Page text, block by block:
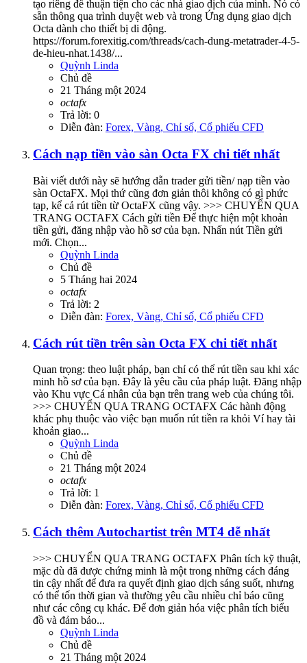
tạo riêng để thuận tiện cho các nhà giao dịch của mình. Nó có
sẵn thông qua trình duyệt web và trong Ứng dụng giao dịch
Octa dành cho thiết bị di động.
https://forum.forexitig.com/threads/cach-dung-metatrader-4-5-
de-hieu-nhat.1438/...
Quỳnh Linda
Chủ đề
21 Tháng một 2024
octafx
Trả lời: 0
Diễn đàn: Forex, Vàng, Chỉ số, Cổ phiếu CFD
Cách nạp tiền vào sàn Octa FX chi tiết nhất
Bài viết dưới này sẽ hướng dẫn trader gửi tiền/ nạp tiền vào
sàn OctaFX. Mọi thứ cũng đơn giản thôi không có gì phức
tạp, kể cả rút tiền từ OctaFX cũng vậy. >>> CHUYỂN QUA
TRANG OCTAFX Cách gửi tiền Để thực hiện một khoản
tiền gửi, đăng nhập vào hồ sơ của bạn. Nhấn nút Tiền gửi
mới. Chọn...
Quỳnh Linda
Chủ đề
5 Tháng hai 2024
octafx
Trả lời: 2
Diễn đàn: Forex, Vàng, Chỉ số, Cổ phiếu CFD
Cách rút tiền trên sàn Octa FX chi tiết nhất
Quan trọng: theo luật pháp, bạn chỉ có thể rút tiền sau khi xác
minh hồ sơ của bạn. Đây là yêu cầu của pháp luật. Đăng nhập
vào Khu vực Cá nhân của bạn trên trang web của chúng tôi.
>>> CHUYỂN QUA TRANG OCTAFX Các hành động
khác phụ thuộc vào việc bạn muốn rút tiền ra khỏi Ví hay tài
khoản giao...
Quỳnh Linda
Chủ đề
21 Tháng một 2024
octafx
Trả lời: 1
Diễn đàn: Forex, Vàng, Chỉ số, Cổ phiếu CFD
Cách thêm Autochartist trên MT4 dễ nhất
>>> CHUYỂN QUA TRANG OCTAFX Phân tích kỹ thuật,
mặc dù đã được chứng minh là một trong những cách đáng
tin cậy nhất để đưa ra quyết định giao dịch sáng suốt, nhưng
có thể tốn thời gian và thường yêu cầu nhiều chỉ báo cũng
như các công cụ khác. Để đơn giản hóa việc phân tích biểu
đồ và đảm bảo...
Quỳnh Linda
Chủ đề
21 Tháng một 2024